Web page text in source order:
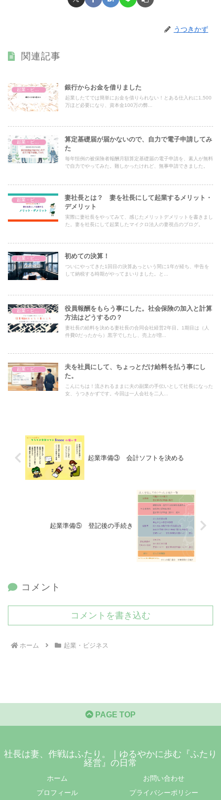
うつきかず
関連記事
銀行からお金を借りました
起業したてでは簡単にお金を借りられない！とある仕入れに1,500
万ほど必要になり、資本金100万の弊...
算定基礎届が届かないので、自力で電子申請してみ
た
毎年恒例の被保険者報酬月額算定基礎届の電子申請を、素人が無料
で自力でやってみた。難しかったけれど、無事申請できました。
起業・ビジネス
妻社長とは？ 妻を社長にして起業するメリット・
デメリット
実際に妻社長をやってみて、感じたメリットデメリットを書きまし
た。妻を社長にして起業したマイクロ法人の妻視点のブログ。
起業・ビジネス 初めての決算！
ついにやってきた1回目の決算あっという間に1年が経ち、申告を
して納税する時期がやってまいりました。と...
起業・ビジネス
役員報酬をもらう事にした。社会保険の加入と計算
方法はどうするの？
妻社長の給料を決める妻社長の合同会社経営2年目。1期目は（人
件費0だったから）黒字でしたし、売上が増...
夫を社員にして、ちょっとだけ給料を払う事にし
た。
こんにちは！流されるままに夫の副業の手伝いとして社長になった
女、うつきかずです。今回は一人会社を二人...
起業準備③ 会計ソフトを決める
起業準備⑤ 登記後の手続き
コメント
コメントを書き込む
ホーム 起業・ビジネス
PAGE TOP
社長は妻、作戦はふたり。｜ゆるやかに歩む『ふたり
経営』の日常
ホーム
お問い合わせ
プロフィール
プライバシーポリシー